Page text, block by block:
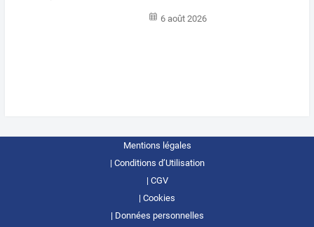
6 août 2026
Mentions légales
Conditions d’Utilisation
CGV
Cookies
Données personnelles